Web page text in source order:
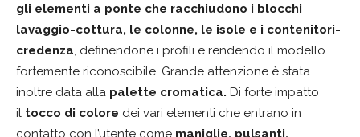
gli elementi a ponte che racchiudono i blocchi
lavaggio-cottura, le colonne, le isole e i contenitori-
credenza, definendone i profili e rendendo il modello
fortemente riconoscibile. Grande attenzione è stata
inoltre data alla palette cromatica. Di forte impatto
il tocco di colore dei vari elementi che entrano in
contatto con l’utente come maniglie, pulsanti,